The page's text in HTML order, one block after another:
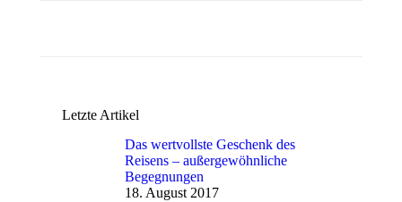
Letzte Artikel
Das wertvollste Geschenk des
Reisens – außergewöhnliche
Begegnungen
18. August 2017